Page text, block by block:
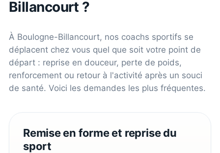
Billancourt ?
À Boulogne-Billancourt, nos coachs sportifs se
déplacent chez vous quel que soit votre point de
départ : reprise en douceur, perte de poids,
renforcement ou retour à l'activité après un souci
de santé. Voici les demandes les plus fréquentes.
Remise en forme et reprise du
sport